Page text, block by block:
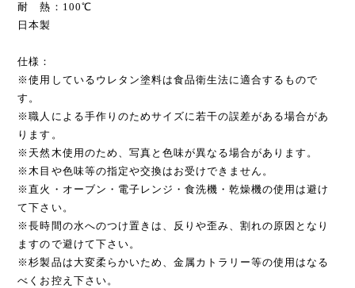
耐 熱：100℃
日本製
仕様：
※使用しているウレタン塗料は食品衛生法に適合するもので
す。
※職人による手作りのためサイズに若干の誤差がある場合があ
ります。
※天然木使用のため、写真と色味が異なる場合があります。
※木目や色味等の指定や交換はお受けできません。
※直火・オーブン・電子レンジ・食洗機・乾燥機の使用は避け
て下さい。
※長時間の水へのつけ置きは、反りや歪み、割れの原因となり
ますので避けて下さい。
※杉製品は大変柔らかいため、金属カトラリー等の使用はなる
べくお控え下さい。